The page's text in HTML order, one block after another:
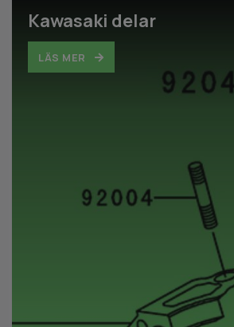
Kawasaki delar
LÄS MER